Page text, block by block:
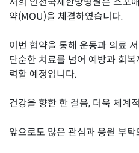
약(MOU)을 체결하였습니다.
이번 협약을 통해 운동과 의료
단순한 치료를 넘어 예방과 회
력할 예정입니다.
건강을 향한 한 걸음, 더욱 체계
앞으로도 많은 관심과 응원 부탁